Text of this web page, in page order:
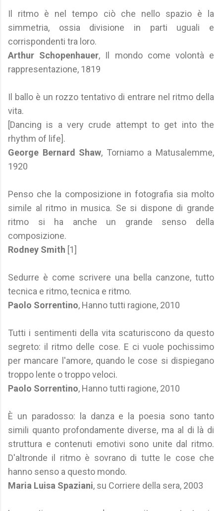
Il ritmo è nel tempo ciò che nello spazio è la
simmetria, ossia divisione in parti uguali e
corrispondenti tra loro.
Arthur Schopenhauer, Il mondo come volontà e
rappresentazione, 1819
Il ballo è un rozzo tentativo di entrare nel ritmo della
vita.
[Dancing is a very crude attempt to get into the
rhythm of life].
George Bernard Shaw, Torniamo a Matusalemme,
1920
Penso che la composizione in fotografia sia molto
simile al ritmo in musica. Se si dispone di grande
ritmo si ha anche un grande senso della
composizione.
Rodney Smith [1]
Sedurre è come scrivere una bella canzone, tutto
tecnica e ritmo, tecnica e ritmo.
Paolo Sorrentino, Hanno tutti ragione, 2010
Tutti i sentimenti della vita scaturiscono da questo
segreto: il ritmo delle cose. E ci vuole pochissimo
per mancare l'amore, quando le cose si dispiegano
troppo lente o troppo veloci.
Paolo Sorrentino, Hanno tutti ragione, 2010
È un paradosso: la danza e la poesia sono tanto
simili quanto profondamente diverse, ma al di là di
struttura e contenuti emotivi sono unite dal ritmo.
D'altronde il ritmo è sovrano di tutte le cose che
hanno senso a questo mondo.
Maria Luisa Spaziani, su Corriere della sera, 2003